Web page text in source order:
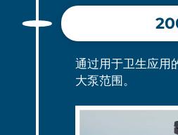
通过用于卫生应用
大泵范围。